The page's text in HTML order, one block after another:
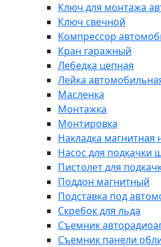
Ключ для монтажа
Ключ свечной
Компрессор
Кран гаражный
Лебедка цепная
Лейка
Масленка
Монтажка
Монтировка
Накладка магнитная
Насос для подкачки
Пистолет для
Поддон магнитный
Подставка под
Скребок для льда
Съемник
Съемник панели